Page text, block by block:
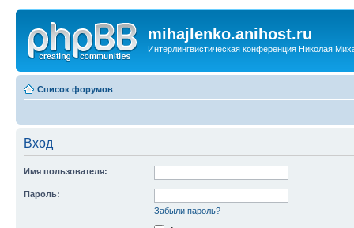
mihajlenko.anihost.ru
Интерлингвистическая конференция Николая
Список форумов
Вход
Имя пользователя:
Пароль:
Забыли пароль?